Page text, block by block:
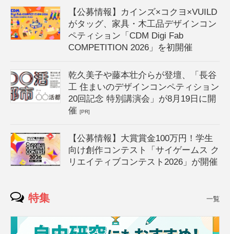
【公募情報】カインズ×コクヨ×VUILD
がタッグ、家具・木工品デザインコン
ペティション「CDM Digi Fab
COMPETITION 2026」を初開催
乾久美子や藤本壮介らが登壇、「長谷
工 住まいのデザインコンペティション
20回記念 特別講演会」が8月19日に開
催[PR]
【公募情報】大賞賞金100万円！学生
向け創作コンテスト「サイゲームス ク
リエイティブコンテスト2026」が開催
特集 一覧